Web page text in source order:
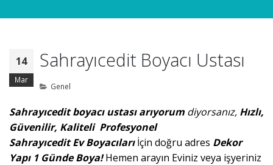
14
Mar
Sahrayıcedit Boyacı Ustası
Genel
Sahrayıcedit boyacı ustası arıyorum diyorsanız, Hızlı,
Güvenilir, Kaliteli Profesyonel
Sahrayıcedit EvBoyacılarıİçin doğru adres Dekor
Yapı 1 Günde Boya!Hemen arayın Eviniz veya işyeriniz